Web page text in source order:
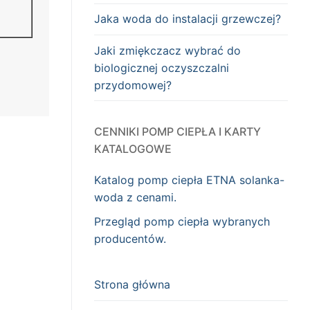
Jaka woda do instalacji grzewczej?
Jaki zmiękczacz wybrać do
biologicznej oczyszczalni
przydomowej?
CENNIKI POMP CIEPŁA I KARTY
KATALOGOWE
Katalog pomp ciepła ETNA solanka-
woda z cenami.
Przegląd pomp ciepła wybranych
producentów.
Strona główna